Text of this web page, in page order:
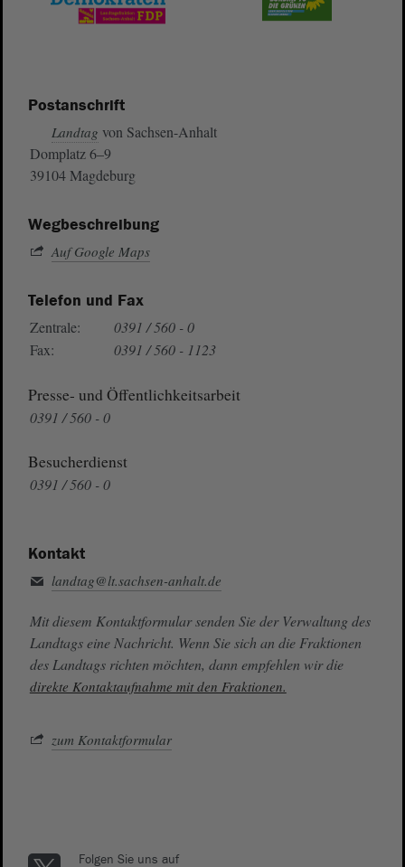
Postanschrift
Landtag von Sachsen-Anhalt
Domplatz 6–9
39104 Magdeburg
Wegbeschreibung
Auf Google Maps
Telefon und Fax
Zentrale:
0391 / 560 - 0
Fax:
0391 / 560 - 1123
Presse- und Öffentlichkeitsarbeit
0391 / 560 - 0
Besucherdienst
0391 / 560 - 0
Kontakt
landtag@lt.sachsen-anhalt.de
Mit diesem Kontaktformular senden Sie der Verwaltung des
Landtags eine Nachricht. Wenn Sie sich an die Fraktionen
des Landtags richten möchten, dann empfehlen wir die
direkte Kontaktaufnahme mit den Fraktionen.
zum Kontaktformular
Folgen Sie uns auf